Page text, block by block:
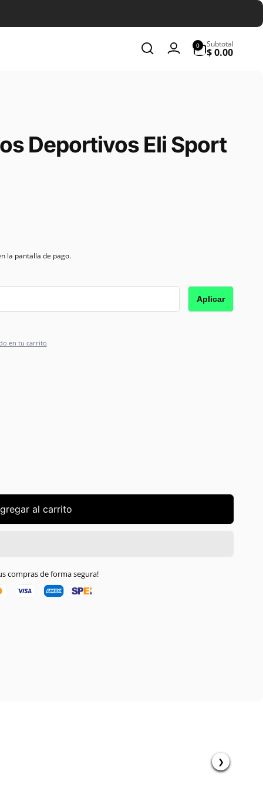
Iniciar
0
artículos
Subtotal
$ 0.00
Deportivos Eli Sport
la pantalla de pago.
Aplicar
en tu carrito
al carrito
compras de forma segura!
❯